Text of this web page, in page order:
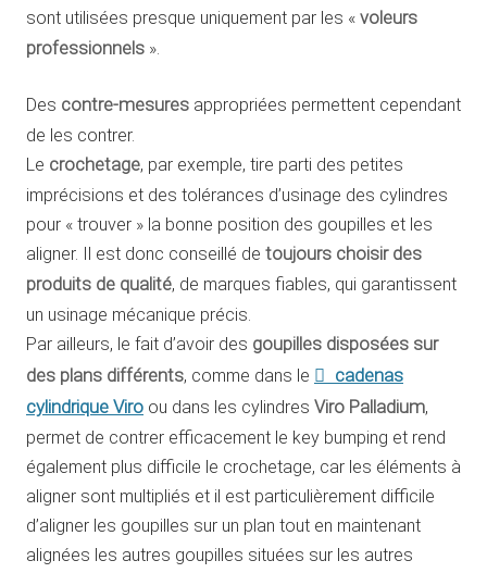
sont utilisées presque uniquement par les « voleurs
professionnels ».
Des contre-mesures appropriées permettent cependant
de les contrer.
Le crochetage, par exemple, tire parti des petites
imprécisions et des tolérances d’usinage des cylindres
pour « trouver » la bonne position des goupilles et les
aligner. Il est donc conseillé de toujours choisir des
produits de qualité, de marques fiables, qui garantissent
un usinage mécanique précis.
Par ailleurs, le fait d’avoir des goupilles disposées sur
des plans différents, comme dans le
cadenas
cylindrique Viro ou dans les cylindres Viro Palladium,
permet de contrer efficacement le key bumping et rend
également plus difficile le crochetage, car les éléments à
aligner sont multipliés et il est particulièrement difficile
d’aligner les goupilles sur un plan tout en maintenant
alignées les autres goupilles situées sur les autres